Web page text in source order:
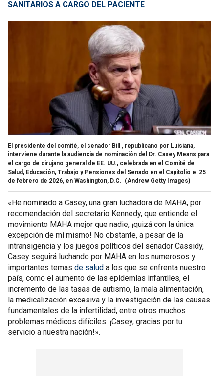
SANITARIOS A CARGO DEL PACIENTE
El presidente del comité, el senador Bill , republicano por Luisiana,
interviene durante la audiencia de nominación del Dr. Casey Means para
el cargo de cirujano general de EE. UU., celebrada en el Comité de
Salud, Educación, Trabajo y Pensiones del Senado en el Capitolio el 25
de febrero de 2026, en Washington, D.C. (Andrew Getty Images)
«He nominado a Casey, una gran luchadora de MAHA, por
recomendación del secretario Kennedy, que entiende el
movimiento MAHA mejor que nadie, ¡quizá con la única
excepción de mí mismo! No obstante, a pesar de la
intransigencia y los juegos políticos del senador Cassidy,
Casey seguirá luchando por MAHA en los numerosos y
importantes temas de salud a los que se enfrenta nuestro
país, como el aumento de las epidemias infantiles, el
incremento de las tasas de autismo, la mala alimentación,
la medicalización excesiva y la investigación de las causas
fundamentales de la infertilidad, entre otros muchos
problemas médicos difíciles. ¡Casey, gracias por tu
servicio a nuestra nación!».